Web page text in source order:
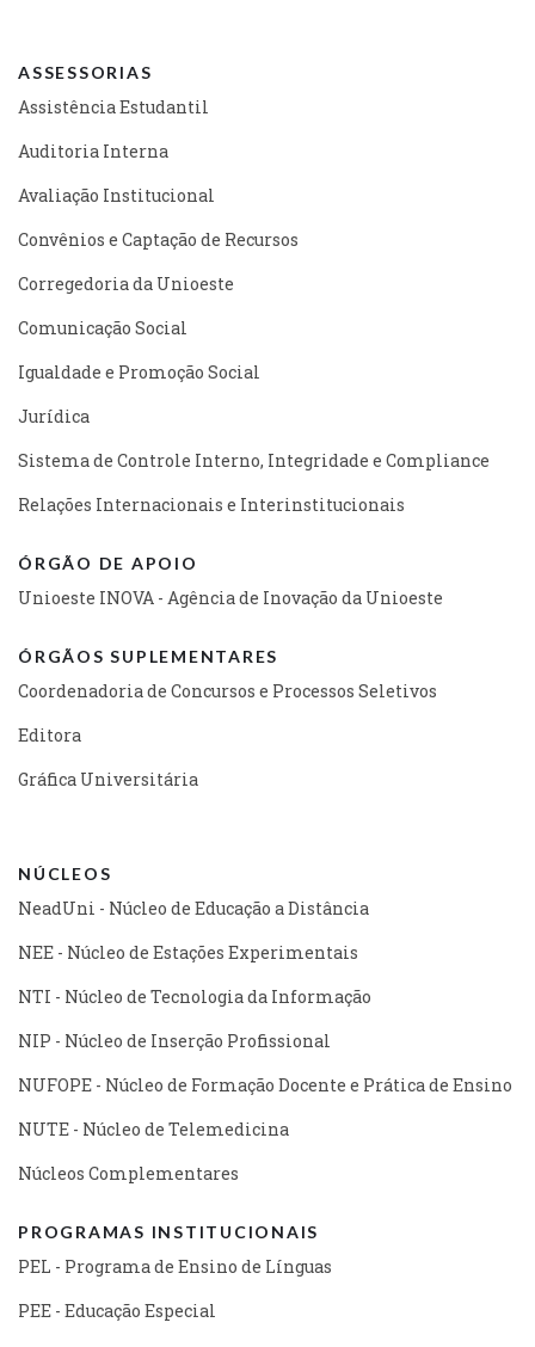
ASSESSORIAS
Assistência Estudantil
Auditoria Interna
Avaliação Institucional
Convênios e Captação de Recursos
Corregedoria da Unioeste
Comunicação Social
Igualdade e Promoção Social
Jurídica
Sistema de Controle Interno, Integridade e Compliance
Relações Internacionais e Interinstitucionais
ÓRGÃO DE APOIO
Unioeste INOVA - Agência de Inovação da Unioeste
ÓRGÃOS SUPLEMENTARES
Coordenadoria de Concursos e Processos Seletivos
Editora
Gráfica Universitária
NÚCLEOS
NeadUni - Núcleo de Educação a Distância
NEE - Núcleo de Estações Experimentais
NTI - Núcleo de Tecnologia da Informação
NIP - Núcleo de Inserção Profissional
NUFOPE - Núcleo de Formação Docente e Prática de Ensino
NUTE - Núcleo de Telemedicina
Núcleos Complementares
PROGRAMAS INSTITUCIONAIS
PEL - Programa de Ensino de Línguas
PEE - Educação Especial